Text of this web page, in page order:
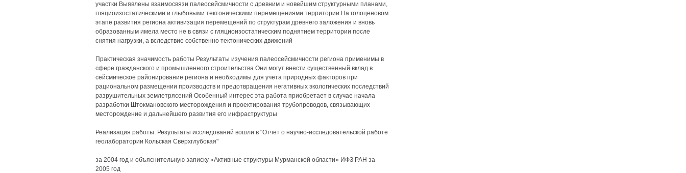
участки Выявлены взаимосвязи палеосейсмичности с древним и новейшим структурными планами,
гляциоизостатическими и глыбовыми тектоническими перемещениями территории На голоценовом
этапе развития региона активизация перемещений по структурам древнего заложения и вновь
образованным имела место не в связи с гляциоизостатическим поднятием территории после
снятия нагрузки, а вследствие собственно тектонических движений
Практическая значимость работы Результаты изучения палеосейсмичности региона применимы в
сфере гражданского и промышленного строительства Они могут внести существенный вклад в
сейсмическое районирование региона и необходимы для учета природных факторов при
рациональном размещении производств и предотвращения негативных экологических последствий
разрушительных землетрясений Особенный интерес эта работа приобретает в случае начала
разработки Штокмановского месторождения и проектирования трубопроводов, связывающих
месторождение и дальнейшего развития его инфраструктуры
Реализация работы. Результаты исследований вошли в "Отчет о научно-исследовательской работе
геолаборатории Кольская Сверхглубокая"
за 2004 год и объяснительную записку «Активные структуры Мурманской области» ИФЗ РАН за
2005 год